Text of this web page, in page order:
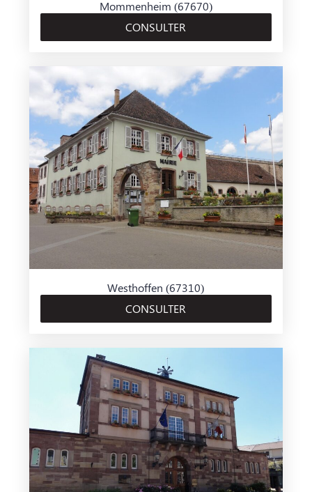
Mommenheim (67670)
CONSULTER
Westhoffen (67310)
CONSULTER